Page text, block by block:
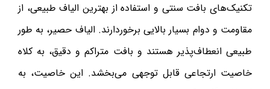
تکنیک‌های بافت سنتی و استفاده از بهترین الیاف طبیعی، از
مقاومت و دوام بسیار بالایی برخوردارند. الیاف حصیر، به طور
طبیعی انعطاف‌پذیر هستند و بافت متراکم و دقیق، به کلاه
خاصیت ارتجاعی قابل توجهی می‌بخشد. این خاصیت، به